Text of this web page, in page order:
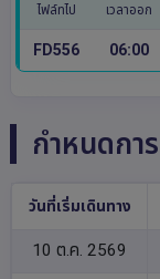
ไฟล์ทไป เวลาออก
FD556 06:00
กำหนดกา
วันที่เริ่มเดินทาง
10 ต.ค. 2569